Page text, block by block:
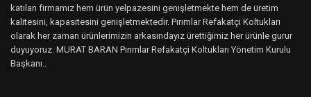
katılan firmamız hem ürün yelpazesini genişletmekte hem de üretim
kalitesini, kapasitesini genişletmektedir. Pırımlar Refakatçi Koltukları
olarak her zaman ürünlerimizin arkasındayız ürettiğimiz her ürünle gurur
duyuyoruz. MURAT BARAN Pırımlar Refakatçi Koltukları Yönetim Kurulu
Başkanı..